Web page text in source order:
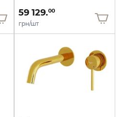
59 129.00
грн/шт